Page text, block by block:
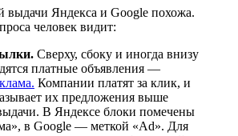
выдачи Яндекса и Google похожа.
человек видит:
Сверху, сбоку и иногда внизу
платные объявления —
Компании платят за клик, и
их предложения выше
В Яндексе блоки помечены
в Google — меткой «Ad». Для